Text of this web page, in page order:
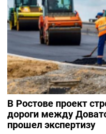
В Ростове проект
дороги между
прошел экспертизу